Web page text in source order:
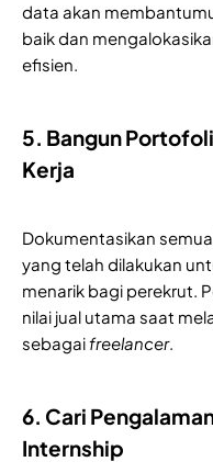
data akan
baik dan
efisien.
5. Bangun
Kerja
Dokumentasikan
yang telah dilakukan
menarik bagi perekrut.
nilai jual utama saat
sebagaifreelancer.
6. Cari
Internship